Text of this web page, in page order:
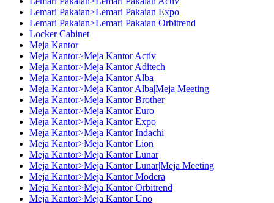
Lemari Pakaian>Lemari Pakaian Expo
Lemari Pakaian>Lemari Pakaian Orbitrend
Locker Cabinet
Meja Kantor
Meja Kantor>Meja Kantor Activ
Meja Kantor>Meja Kantor Aditech
Meja Kantor>Meja Kantor Alba
Meja Kantor>Meja Kantor Alba|Meja Meeting
Meja Kantor>Meja Kantor Brother
Meja Kantor>Meja Kantor Euro
Meja Kantor>Meja Kantor Expo
Meja Kantor>Meja Kantor Indachi
Meja Kantor>Meja Kantor Lion
Meja Kantor>Meja Kantor Lunar
Meja Kantor>Meja Kantor Lunar|Meja Meeting
Meja Kantor>Meja Kantor Modera
Meja Kantor>Meja Kantor Orbitrend
Meja Kantor>Meja Kantor Uno